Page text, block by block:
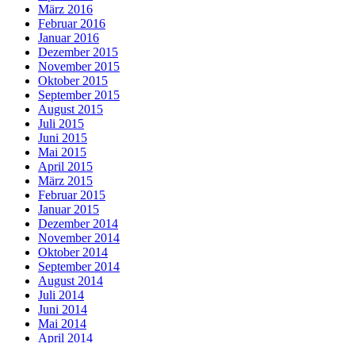
März 2016
Februar 2016
Januar 2016
Dezember 2015
November 2015
Oktober 2015
September 2015
August 2015
Juli 2015
Juni 2015
Mai 2015
April 2015
März 2015
Februar 2015
Januar 2015
Dezember 2014
November 2014
Oktober 2014
September 2014
August 2014
Juli 2014
Juni 2014
Mai 2014
April 2014